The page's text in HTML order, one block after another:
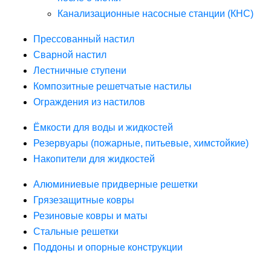
Канализационные насосные станции (КНС)
Прессованный настил
Сварной настил
Лестничные ступени
Композитные решетчатые настилы
Ограждения из настилов
Ёмкости для воды и жидкостей
Резервуары (пожарные, питьевые, химстойкие)
Накопители для жидкостей
Алюминиевые придверные решетки
Грязезащитные ковры
Резиновые ковры и маты
Стальные решетки
Поддоны и опорные конструкции